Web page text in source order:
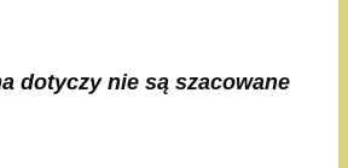
dotyczy nie są szacowane